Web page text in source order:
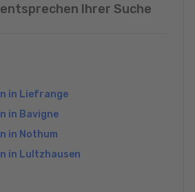
Ihrer Suche
in Liefrange
in Bavigne
in Nothum
in Lultzhausen